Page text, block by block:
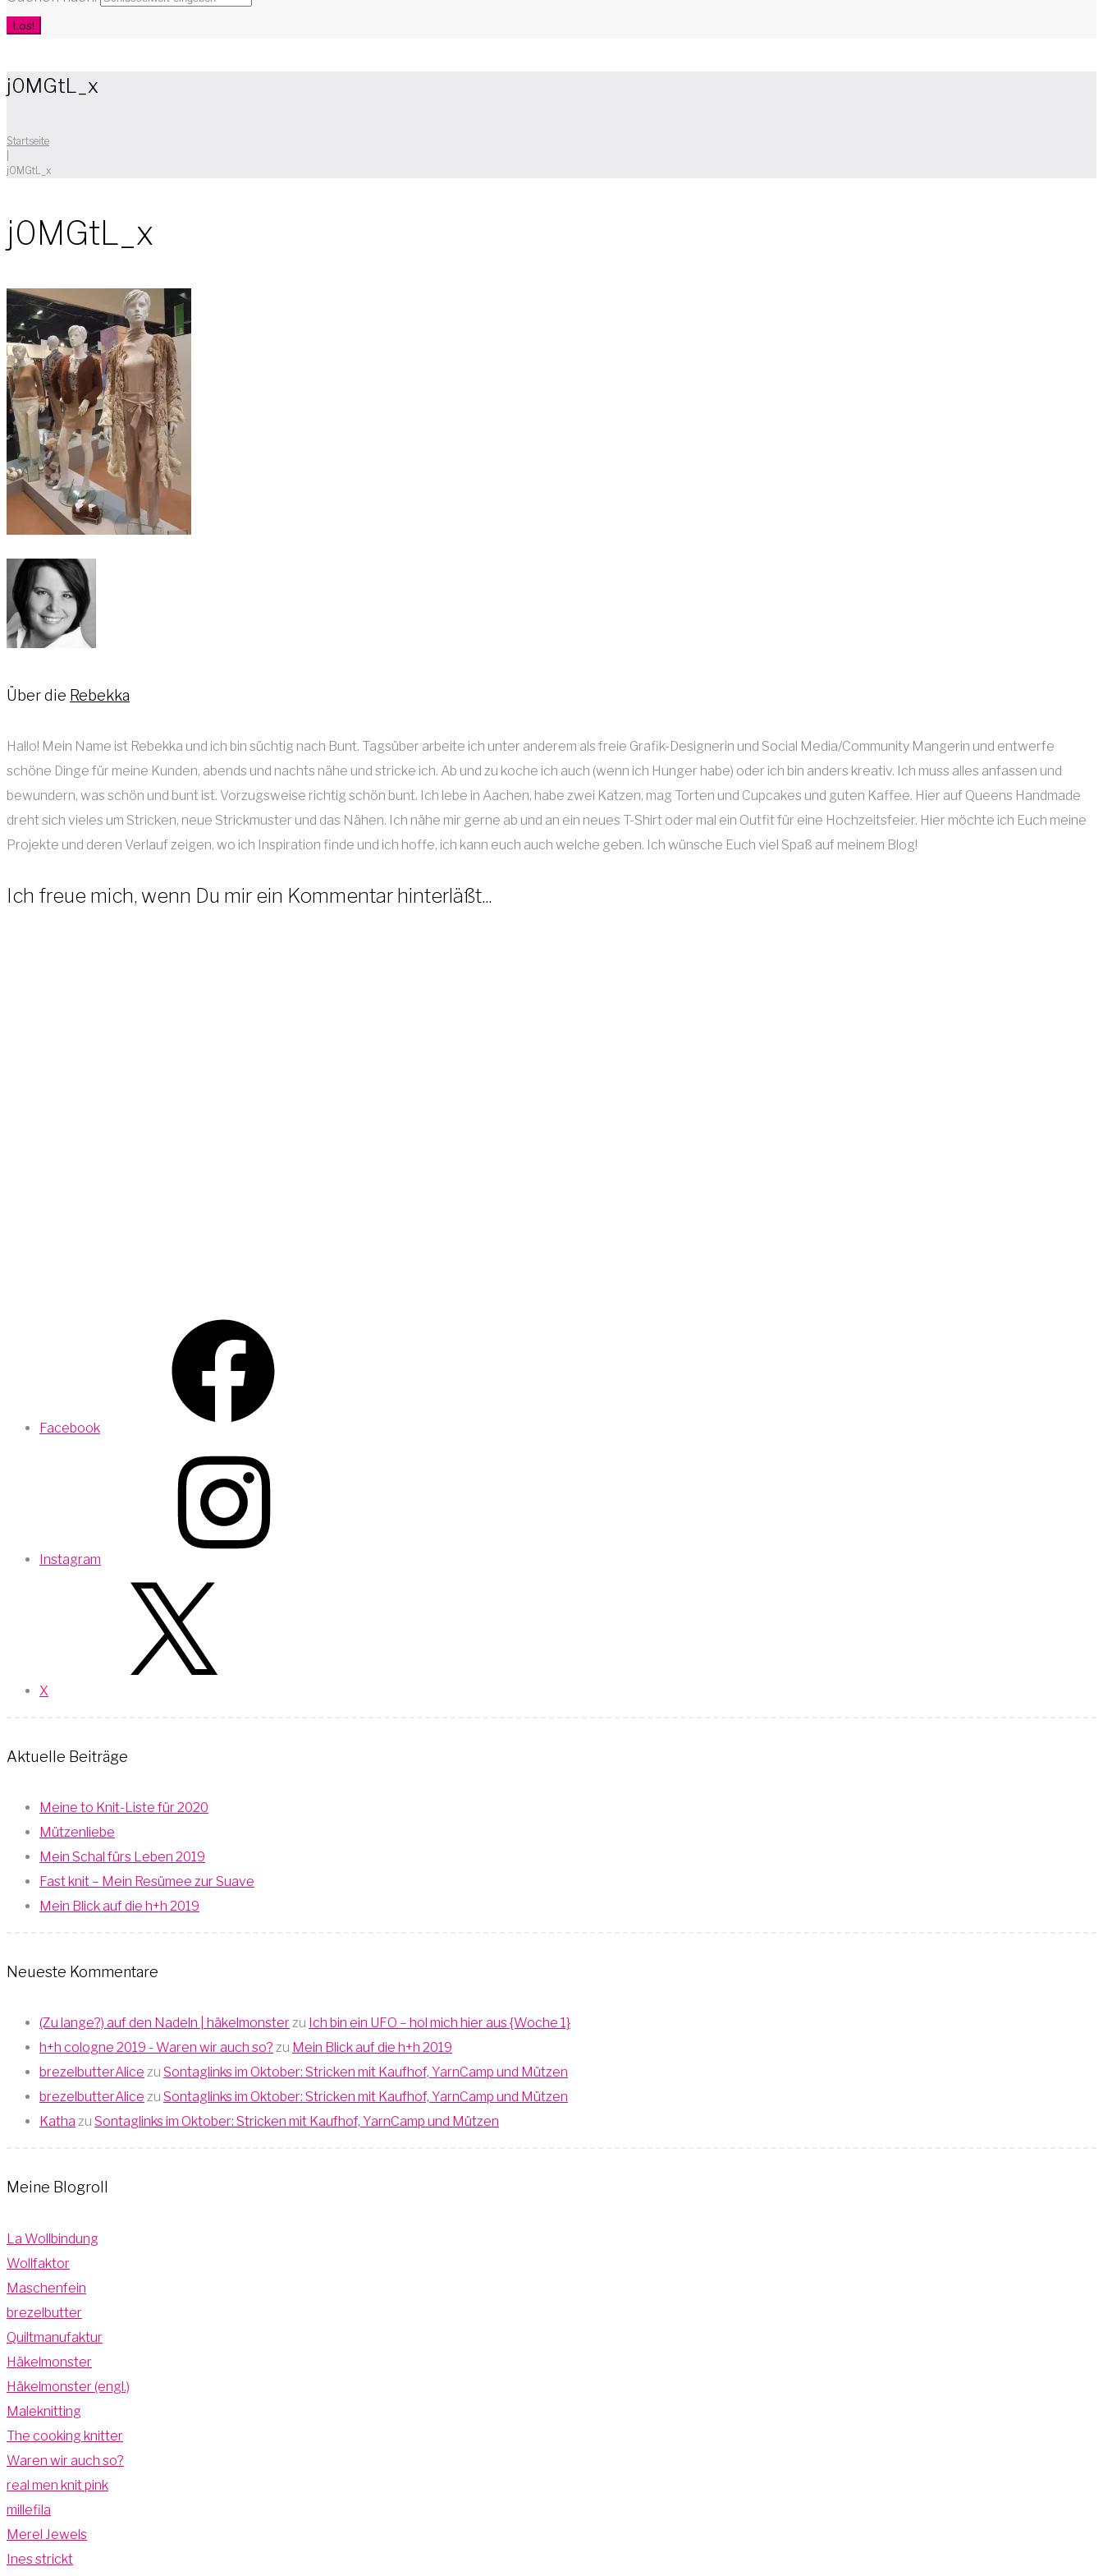
Los!
j0MGtL_x
Startseite
j0MGtL_x
j0MGtL_x
Über die Rebekka
Hallo! Mein Name ist Rebekka und ich bin süchtig nach Bunt. Tagsüber arbeite ich unter anderem als freie Grafik-Designerin und Social Media/Community Mangerin und entwerfe
schöne Dinge für meine Kunden, abends und nachts nähe und stricke ich. Ab und zu koche ich auch (wenn ich Hunger habe) oder ich bin anders kreativ. Ich muss alles anfassen und
bewundern, was schön und bunt ist. Vorzugsweise richtig schön bunt. Ich lebe in Aachen, habe zwei Katzen, mag Torten und Cupcakes und guten Kaffee. Hier auf Queens Handmade
dreht sich vieles um Stricken, neue Strickmuster und das Nähen. Ich nähe mir gerne ab und an ein neues T-Shirt oder mal ein Outfit für eine Hochzeitsfeier. Hier möchte ich Euch meine
Projekte und deren Verlauf zeigen, wo ich Inspiration finde und ich hoffe, ich kann euch auch welche geben. Ich wünsche Euch viel Spaß auf meinem Blog!
Ich freue mich, wenn Du mir ein Kommentar hinterläßt...
Facebook
Instagram
X
Aktuelle Beiträge
Meine to Knit-Liste für 2020
Mützenliebe
Mein Schal fürs Leben 2019
Fast knit – Mein Resümee zur Suave
Mein Blick auf die h+h 2019
Neueste Kommentare
(Zu lange?) auf den Nadeln | häkelmonster zu Ich bin ein UFO – hol mich hier aus {Woche 1}
h+h cologne 2019 - Waren wir auch so? zu Mein Blick auf die h+h 2019
brezelbutterAlice zu Sontaglinks im Oktober: Stricken mit Kaufhof, YarnCamp und Mützen
brezelbutterAlice zu Sontaglinks im Oktober: Stricken mit Kaufhof, YarnCamp und Mützen
Katha zu Sontaglinks im Oktober: Stricken mit Kaufhof, YarnCamp und Mützen
Meine Blogroll
La Wollbindung
Wollfaktor
Maschenfein
brezelbutter
Quiltmanufaktur
Häkelmonster
Häkelmonster (engl.)
Maleknitting
The cooking knitter
Waren wir auch so?
real men knit pink
millefila
Merel Jewels
Ines strickt